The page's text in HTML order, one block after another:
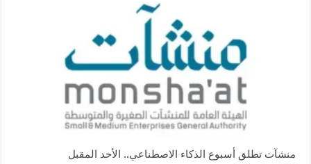
منشآت تطلق أسبوع الذكاء الاصطناعي.. الأحد المقبل